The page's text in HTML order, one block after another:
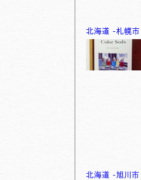
北海道 -札幌市
北海道 -旭川市